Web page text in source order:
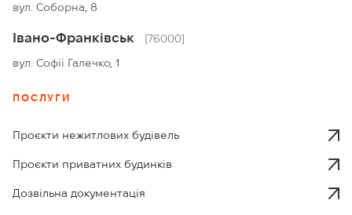
вул. Соборна, 8
Івано-Франківськ
[76000]
вул. Софії Галечко, 1
ПОСЛУГИ
Проєкти нежитлових будівель
Проєкти приватних будинків
Дозвільна документація